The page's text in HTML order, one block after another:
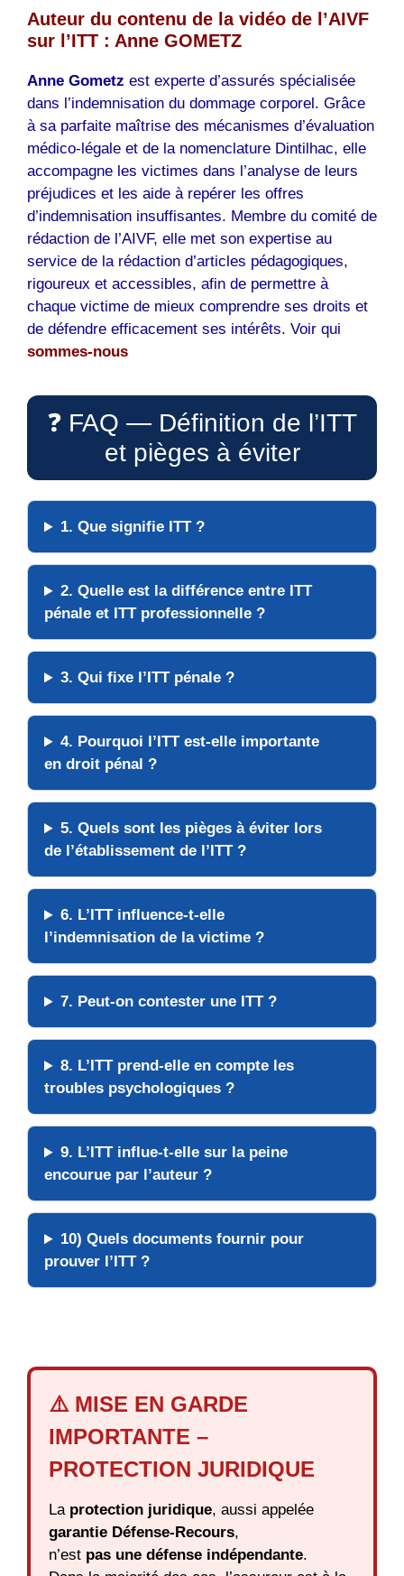
Auteur du contenu de la vidéo de l’AIVF
sur l’ITT : Anne GOMETZ
Anne Gometz est experte d’assurés spécialisée
dans l’indemnisation du dommage corporel. Grâce
à sa parfaite maîtrise des mécanismes d’évaluation
médico-légale et de la nomenclature Dintilhac, elle
accompagne les victimes dans l’analyse de leurs
préjudices et les aide à repérer les offres
d’indemnisation insuffisantes. Membre du comité de
rédaction de l’AIVF, elle met son expertise au
service de la rédaction d’articles pédagogiques,
rigoureux et accessibles, afin de permettre à
chaque victime de mieux comprendre ses droits et
de défendre efficacement ses intérêts. Voir qui
sommes-nous
❓ FAQ — Définition de l’ITT
et pièges à éviter
1. Que signifie ITT ?
2. Quelle est la différence entre ITT
pénale et ITT professionnelle ?
3. Qui fixe l’ITT pénale ?
4. Pourquoi l’ITT est-elle importante
en droit pénal ?
5. Quels sont les pièges à éviter lors
de l’établissement de l’ITT ?
6. L’ITT influence-t-elle
l’indemnisation de la victime ?
7. Peut-on contester une ITT ?
8. L’ITT prend-elle en compte les
troubles psychologiques ?
9. L’ITT influe-t-elle sur la peine
encourue par l’auteur ?
10) Quelsdocuments fournir pour
prouver l’ITT ?
⚠️ MISE EN GARDE
IMPORTANTE –
PROTECTION JURIDIQUE
La protection juridique, aussi appelée
garantie Défense-Recours,
n’est pas une défense indépendante.